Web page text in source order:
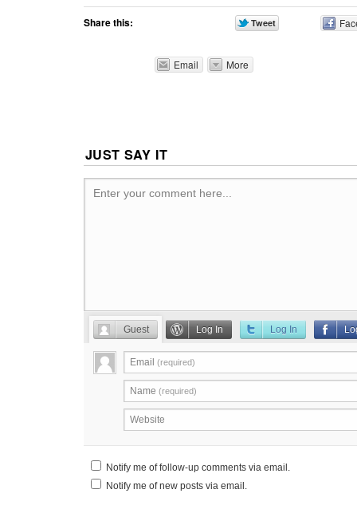
Share this:
Email More
JUST SAY IT
Enter your comment here...
Guest Log In Log In
Email (required)
Name (required)
Website
Notify me of follow-up comments via email.
Notify me of new posts via email.